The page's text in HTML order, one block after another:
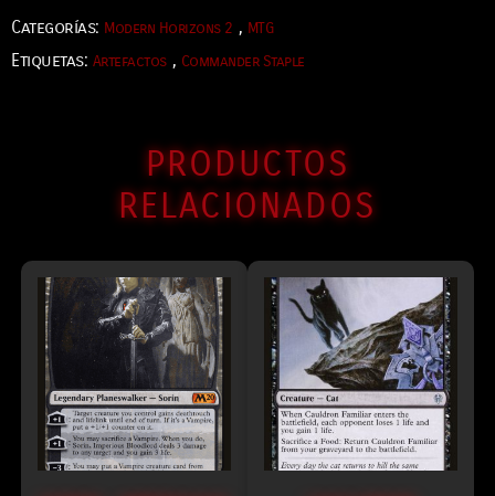
Categorías: Modern Horizons 2 , MTG
Etiquetas: Artefactos , Commander Staple
PRODUCTOS
RELACIONADOS